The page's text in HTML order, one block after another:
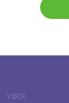
VIBER